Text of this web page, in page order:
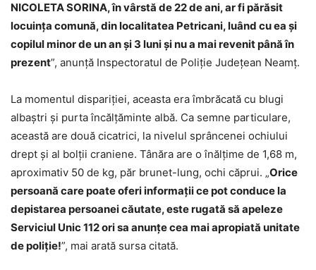
NICOLETA SORINA, în vârstă de 22 de ani, ar fi părăsit
locuința comună, din localitatea Petricani, luând cu ea și
copilul minor de un an și 3 luni și nu a mai revenit până în
prezent”, anunță Inspectoratul de Poliție Județean Neamț.
La momentul dispariției, aceasta era îmbrăcată cu blugi
albaștri și purta încălțăminte albă. Ca semne particulare,
această are două cicatrici, la nivelul sprâncenei ochiului
drept și al bolții craniene. Tânăra are o înălțime de 1,68 m,
aproximativ 50 de kg, păr brunet-lung, ochi căprui. „Orice
persoană care poate oferi informații ce pot conduce la
depistarea persoanei căutate, este rugată să apeleze
Serviciul Unic 112 ori sa anunțe cea mai apropiată unitate
de poliție!”, mai arată sursa citată.